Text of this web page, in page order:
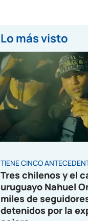
Lo más visto
TIENE CINCO
Tres chilenos y el
uruguayo Nahuel
miles de
detenidos por la